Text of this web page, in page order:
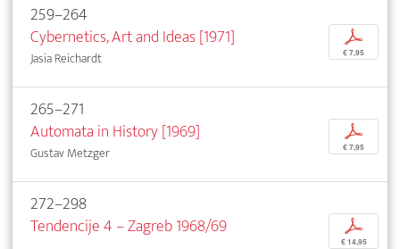
259–264
Cybernetics, Art and Ideas [1971]
Jasia Reichardt
p
€ 7,95
265–271
Automata in History [1969]
Gustav Metzger
p
€ 7,95
272–298
Tendencije 4 – Zagreb 1968/69
p
€ 14,95